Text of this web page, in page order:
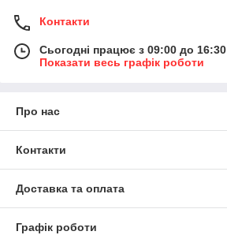
Контакти
Сьогодні працює з 09:00 до 16:30
Показати весь графік роботи
Про нас
Контакти
Доставка та оплата
Графік роботи